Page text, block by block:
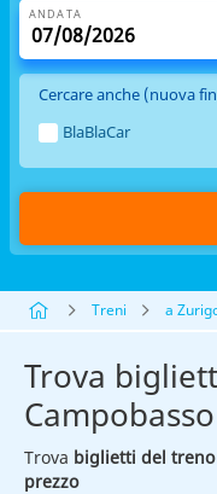
ANDATA
Cercare anche (nuova
BlaBlaCar
Treni a
Trova
Trova biglietti del treno
prezzo